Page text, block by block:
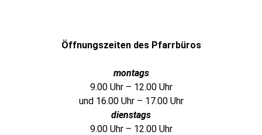
Öffnungszeiten des Pfarrbüros
montags
9.00 Uhr – 12.00 Uhr
und 16.00 Uhr – 17.00 Uhr
dienstags
9.00 Uhr – 12.00 Uhr